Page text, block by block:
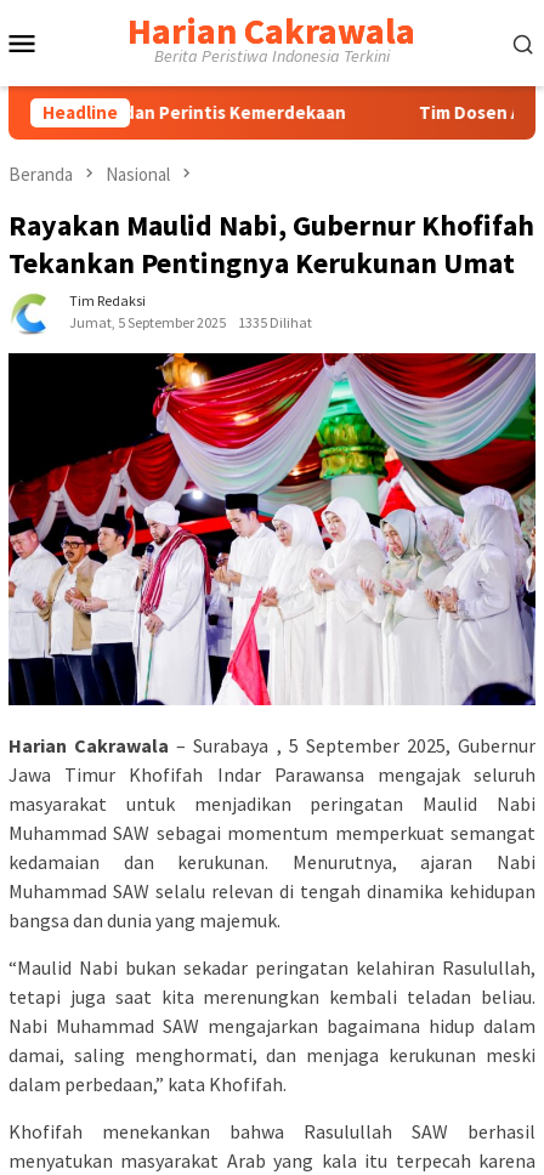
ke
Harian Cakrawala
Berita Peristiwa Indonesia Terkini
Headline
dan Perintis Kemerdekaan Tim Dosen Agribisnis UPN
Beranda Nasional
Rayakan Maulid Nabi, Gubernur Khofifah
Tekankan Pentingnya Kerukunan Umat
Tim Redaksi
Jumat, 5 September 2025
1335 Dilihat
Harian Cakrawala – Surabaya , 5 September 2025, Gubernur
Jawa Timur Khofifah Indar Parawansa mengajak seluruh
masyarakat untuk menjadikan peringatan Maulid Nabi
Muhammad SAW sebagai momentum memperkuat semangat
kedamaian dan kerukunan. Menurutnya, ajaran Nabi
Muhammad SAW selalu relevan di tengah dinamika kehidupan
bangsa dan dunia yang majemuk.
“Maulid Nabi bukan sekadar peringatan kelahiran Rasulullah,
tetapi juga saat kita merenungkan kembali teladan beliau.
Nabi Muhammad SAW mengajarkan bagaimana hidup dalam
damai, saling menghormati, dan menjaga kerukunan meski
dalam perbedaan,” kata Khofifah.
Khofifah menekankan bahwa Rasulullah SAW berhasil
menyatukan masyarakat Arab yang kala itu terpecah karena